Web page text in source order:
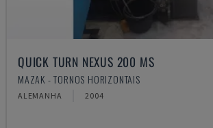
QUICK TURN NEXUS 200 MS
MAZAK - TORNOS HORIZONTAIS
ALEMANHA 2004